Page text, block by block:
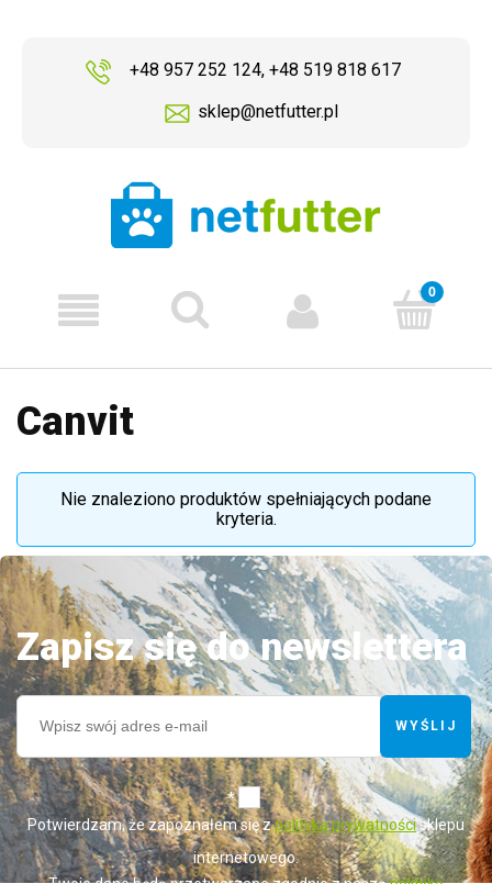
+48 957 252 124, +48 519 818 617
sklep@netfutter.pl
Canvit
Nie znaleziono produktów spełniających podane
kryteria.
Zapisz się do newslettera
WYŚLIJ
*
Potwierdzam, że zapoznałem się zpolityką prywatnościsklepu
internetowego.